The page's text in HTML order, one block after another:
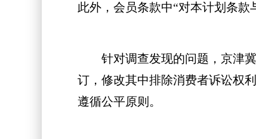
此外，会员条款中“对本计划条款
针对调查发现的问题，京津冀
订，修改其中排除消费者诉讼权
遵循公平原则。